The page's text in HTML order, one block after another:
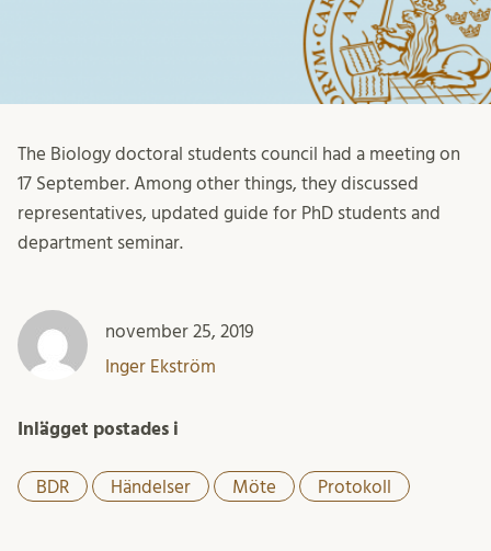
The Biology doctoral students council had a meeting on
17 September. Among other things, they discussed
representatives, updated guide for PhD students and
department seminar.
november 25, 2019
Inger Ekström
Inlägget postades i
BDR Händelser Möte Protokoll